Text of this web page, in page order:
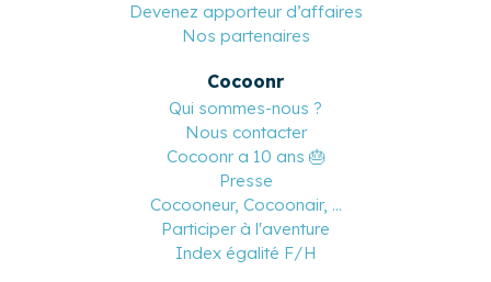
Devenez apporteur d’affaires
Nos partenaires
Cocoonr
Qui sommes-nous ?
Nous contacter
Cocoonr a 10 ans 🎂
Presse
Cocooneur, Cocoonair, ...
Participer à l'aventure
Index égalité F/H